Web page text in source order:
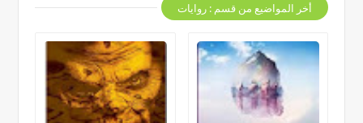
أخر المواضيع من قسم : روايات